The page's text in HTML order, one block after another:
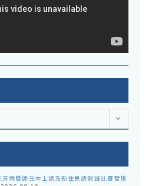
樂暨師生本土語及新住民語歌謠比賽實施